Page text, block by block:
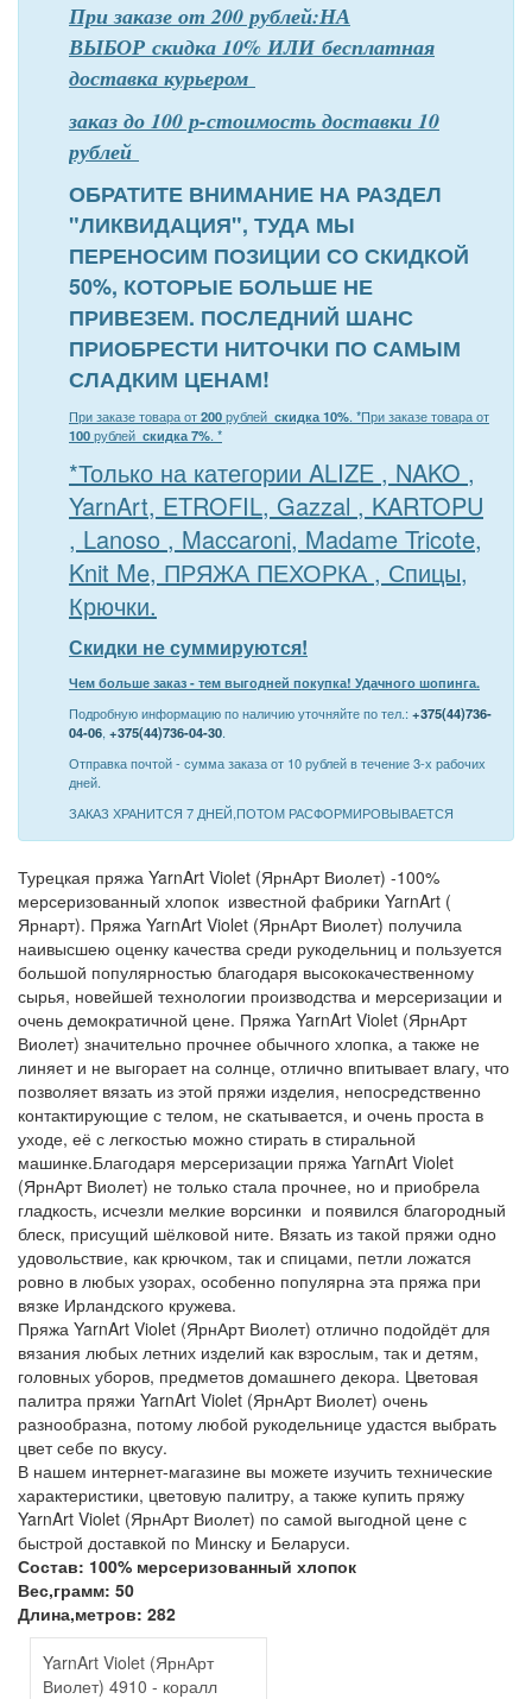
При заказе от 200 рублей:НА
ВЫБОР скидка 10% ИЛИ бесплатная
доставка курьером
заказ до 100 р-стоимость доставки 10
рублей
ОБРАТИТЕ ВНИМАНИЕ НА РАЗДЕЛ
"ЛИКВИДАЦИЯ", ТУДА МЫ
ПЕРЕНОСИМ ПОЗИЦИИ СО СКИДКОЙ
50%, КОТОРЫЕ БОЛЬШЕ НЕ
ПРИВЕЗЕМ. ПОСЛЕДНИЙ ШАНС
ПРИОБРЕСТИ НИТОЧКИ ПО САМЫМ
СЛАДКИМ ЦЕНАМ!
При заказе товара от200рублей скидка 10%. *При заказе товара от
100рублей скидка 7%. *
*Только на категории ALIZE , NAKO ,
YarnArt, ETROFIL, Gazzal , KARTOPU
, Lanoso , Maccaroni, Madame Tricote,
Knit Me, ПРЯЖА ПЕХОРКА , Спицы,
Крючки.
Скидки не суммируются!
Чем больше заказ - тем выгодней покупка! Удачного шопинга.
Подробную информацию по наличию уточняйте по тел.: +375(44)736-
04-06, +375(44)736-04-30.
Отправка почтой - сумма заказа от 10 рублей в течение 3-х рабочих
дней.
ЗАКАЗ ХРАНИТСЯ 7 ДНЕЙ,ПОТОМ РАСФОРМИРОВЫВАЕТСЯ
Турецкая пряжа YarnArt Violet (ЯрнАрт Виолет) -100%
мерсеризованный хлопок известной фабрики YarnArt (
Ярнарт). Пряжа YarnArt Violet (ЯрнАрт Виолет) получила
наивысшею оценку качества среди рукодельниц и пользуется
большой популярностью благодаря высококачественному
сырья, новейшей технологии производства и мерсеризации и
очень демократичной цене. Пряжа YarnArt Violet (ЯрнАрт
Виолет) значительно прочнее обычного хлопка, а также не
линяет и не выгорает на солнце, отлично впитывает влагу, что
позволяет вязать из этой пряжи изделия, непосредственно
контактирующие с телом, не скатывается, и очень проста в
уходе, её с легкостью можно стирать в стиральной
машинке.Благодаря мерсеризации пряжа YarnArt Violet
(ЯрнАрт Виолет) не только стала прочнее, но и приобрела
гладкость, исчезли мелкие ворсинки и появился благородный
блеск, присущий шёлковой ните. Вязать из такой пряжи одно
удовольствие, как крючком, так и спицами, петли ложатся
ровно в любых узорах, особенно популярна эта пряжа при
вязке Ирландского кружева.
Пряжа YarnArt Violet (ЯрнАрт Виолет) отлично подойдёт для
вязания любых летних изделий как взрослым, так и детям,
головных уборов, предметов домашнего декора. Цветовая
палитра пряжи YarnArt Violet (ЯрнАрт Виолет) очень
разнообразна, потому любой рукодельнице удастся выбрать
цвет себе по вкусу.
В нашем интернет-магазине вы можете изучить технические
характеристики, цветовую палитру, а также купить пряжу
YarnArt Violet (ЯрнАрт Виолет) по самой выгодной цене с
быстрой доставкой по Минску и Беларуси.
Состав: 100% мерсеризованный хлопок
Вес,грамм: 50
Длина,метров: 282
YarnArt Violet (ЯрнАрт
Виолет) 4910 - коралл